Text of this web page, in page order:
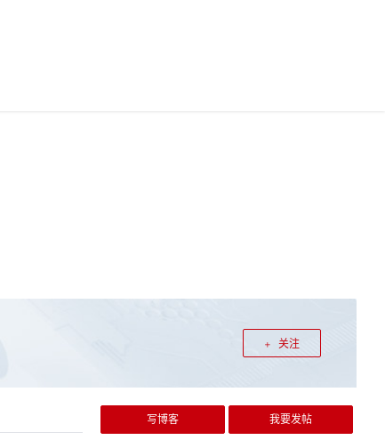
关注
写博客 我要发帖